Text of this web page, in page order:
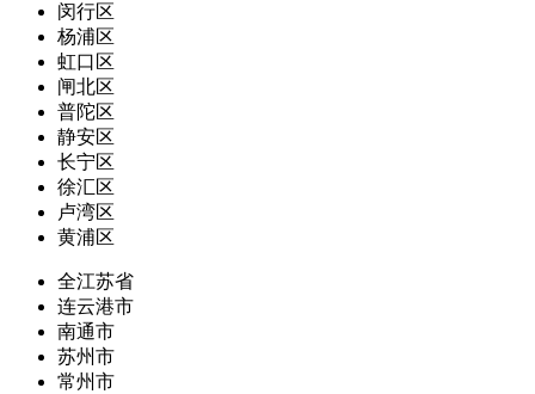
闵行区
杨浦区
虹口区
闸北区
普陀区
静安区
长宁区
徐汇区
卢湾区
黄浦区
全江苏省
连云港市
南通市
苏州市
常州市